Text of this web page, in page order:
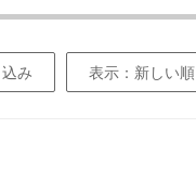
み 表示：新しい順